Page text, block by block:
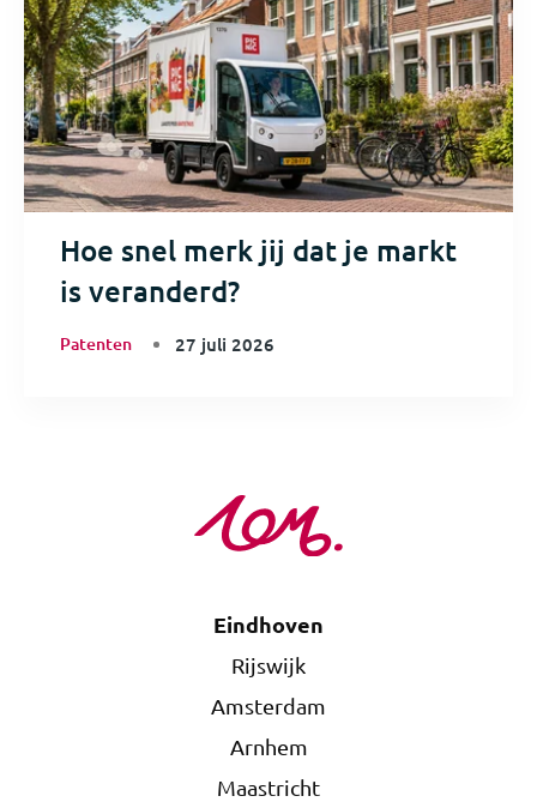
Hoe snel merk jij dat je markt
is veranderd?
Patenten 27 juli 2026
Eindhoven
Rijswijk
Amsterdam
Arnhem
Maastricht